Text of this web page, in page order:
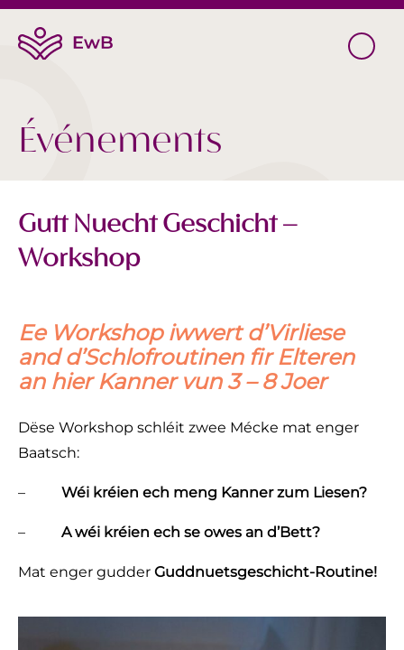
Événements
Gutt Nuecht Geschicht –
Workshop
Ee Workshop iwwert d’Virliese
and d’Schlofroutinen fir Elteren
an hier Kanner vun 3 – 8 Joer
Dëse Workshop schléit zwee Mécke mat enger
Baatsch:
– Wéi kréien ech meng Kanner zum Liesen?
– A wéi kréien ech se owes an d’Bett?
Mat enger gudder Guddnuetsgeschicht-Routine!